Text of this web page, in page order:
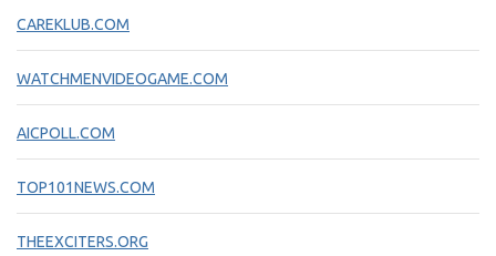
CAREKLUB.COM
WATCHMENVIDEOGAME.COM
AICPOLL.COM
TOP101NEWS.COM
THEEXCITERS.ORG